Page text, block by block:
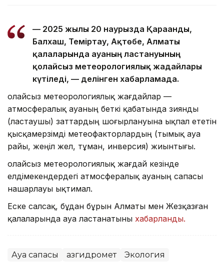
— 2025 жылғы 20 наурызда Қарағанды,
Балхаш, Теміртау, Ақтөбе, Алматы
қалаларында ауаның ластануының
қолайсыз метеорологиялық жағдайлары
күтіледі, — делінген хабарламада.
Қолайсыз метеорологиялық жағдайлар —
атмосфералық ауаның беткі қабатында зиянды
(ластаушы) заттардың шоғырлануына ықпал ететін
қысқамерзімді метеофакторлардың (тымық ауа
райы, жеңіл жел, тұман, инверсия) жиынтығы.
Қолайсыз метеорологиялық жағдай кезінде
елдімекендердегі атмосфералық ауаның сапасы
нашарлауы ықтимал.
Еске салсақ, бұдан бұрын Алматы мен Жезқазған
қалаларында ауа ластанатыны хабарланды.
Ауа сапасы Қазгидромет Экология